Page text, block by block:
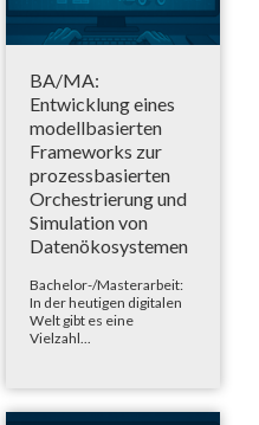
BA/MA:
Entwicklung eines
modellbasierten
Frameworks zur
prozessbasierten
Orchestrierung und
Simulation von
Datenökosystemen
Bachelor-/Masterarbeit:
In der heutigen digitalen
Welt gibt es eine
Vielzahl...